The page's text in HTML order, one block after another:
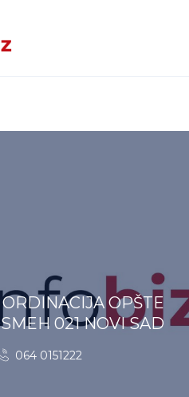
OPŠTE
021 NOVI SAD
064 0151222